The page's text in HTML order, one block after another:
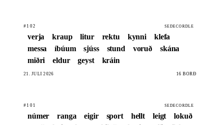
#102 SEDECORDLE
verja kraup litur rektu kynni
klefa
messa
íbúum sjúss stund voruð
skána
miðri
eldur geyst kráin
21. JÚLÍ 2026 16 BORÐ
#101 SEDECORDLE
númer ranga eigir sport hellt leigt
lokuð